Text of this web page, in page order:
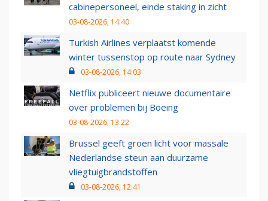
cabinepersoneel, einde staking in zicht
03-08-2026, 14:40
Turkish Airlines verplaatst komende
winter tussenstop op route naar Sydney
03-08-2026, 14:03
Netflix publiceert nieuwe documentaire
over problemen bij Boeing
03-08-2026, 13:22
Brussel geeft groen licht voor massale
Nederlandse steun aan duurzame
vliegtuigbrandstoffen
03-08-2026, 12:41